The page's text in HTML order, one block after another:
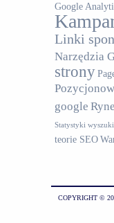
Google
Linki
Narzędzia
strony
google
Statystyki
teorie SEO
COPYRIGHT ©